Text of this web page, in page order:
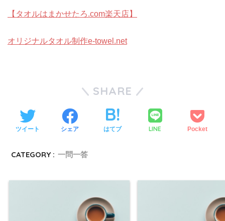
【タオルはまかせたろ.com楽天店】
オリジナルタオル制作e-towel.net
SHARE
ツイート シェア はてブ LINE Pocket
CATEGORY : 一問一答